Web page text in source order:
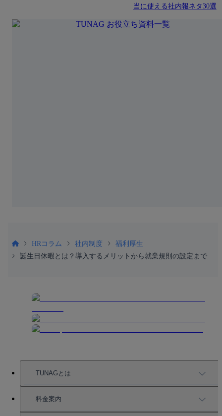
当に使える社内報ネタ30選
HRコラム 社内制度
福利厚生
誕生日休暇とは？導入するメリットから就業規則の設定まで
TUNAGとは
TUNAGの特徴
料金案内